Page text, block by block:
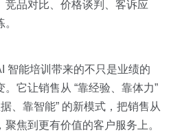
竞品对比、价格谈判、客诉应
智能培训带来的不只是业绩的
它让销售从 “靠经验、靠体力”
、靠智能” 的新模式，把销售从
焦到更有价值的客户服务上。